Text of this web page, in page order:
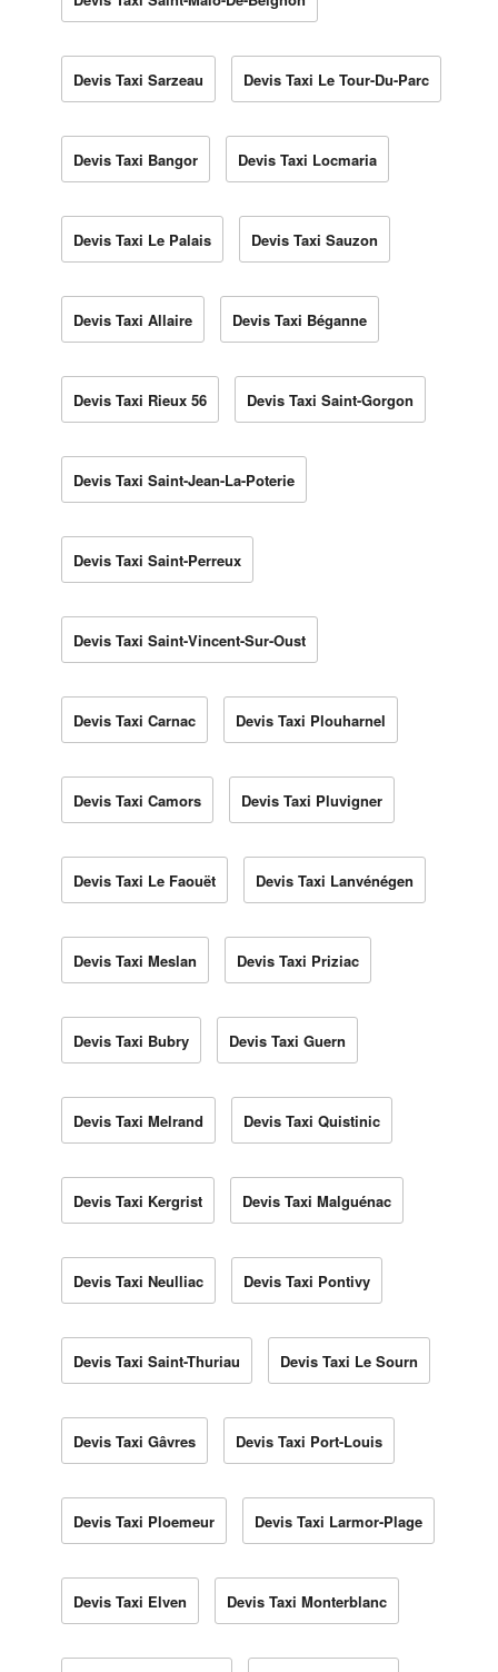
Devis Taxi Sarzeau Devis Taxi Le Tour-Du-Parc
Devis Taxi Bangor Devis Taxi Locmaria
Devis Taxi Le Palais Devis Taxi Sauzon
Devis Taxi Allaire Devis Taxi Béganne
Devis Taxi Rieux 56 Devis Taxi Saint-Gorgon
Devis Taxi Saint-Jean-La-Poterie
Devis Taxi Saint-Perreux
Devis Taxi Saint-Vincent-Sur-Oust
Devis Taxi Carnac Devis Taxi Plouharnel
Devis Taxi Camors Devis Taxi Pluvigner
Devis Taxi Le Faouët Devis Taxi Lanvénégen
Devis Taxi Meslan Devis Taxi Priziac
Devis Taxi Bubry Devis Taxi Guern
Devis Taxi Melrand Devis Taxi Quistinic
Devis Taxi Kergrist Devis Taxi Malguénac
Devis Taxi Neulliac Devis Taxi Pontivy
Devis Taxi Saint-Thuriau Devis Taxi Le Sourn
Devis Taxi Gâvres Devis Taxi Port-Louis
Devis Taxi Ploemeur Devis Taxi Larmor-Plage
Devis Taxi Elven Devis Taxi Monterblanc